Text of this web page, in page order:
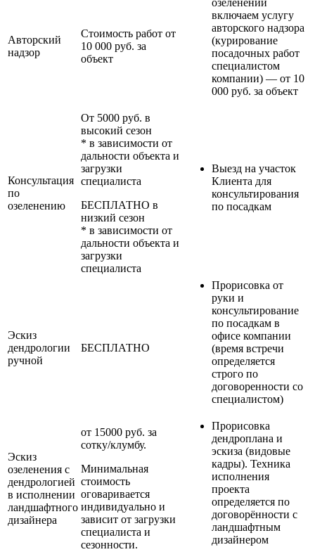
Авторский
надзор
Стоимость работ от
10 000 руб. за
объект
включаем услугу
авторского надзора
(курирование
посадочных работ
специалистом
компании) — от 10
000 руб. за объект
Консультация
по
озеленению
От 5000 руб. в
высокий сезон
* в зависимости от
дальности объекта и
загрузки
специалиста
БЕСПЛАТНО в
низкий сезон
* в зависимости от
дальности объекта и
загрузки
специалиста
Выезд на участок
Клиента для
консультирования
по посадкам
Эскиз
дендрологии
ручной
БЕСПЛАТНО
Прорисовка от
руки и
консультирование
по посадкам в
офисе компании
(время встречи
определяется
строго по
договоренности со
специалистом)
Эскиз
озеленения с
дендрологией
в исполнении
ландшафтного
дизайнера
от 15000 руб. за
сотку/клумбу.
Минимальная
стоимость
оговаривается
индивидуально и
зависит от загрузки
специалиста и
сезонности.
Прорисовка
дендроплана и
эскиза (видовые
кадры). Техника
исполнения
проекта
определяется по
договорённости с
ландшафтным
дизайнером